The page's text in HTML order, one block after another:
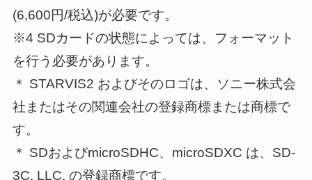
(6,600円/税込)が必要です。
※4 SDカードの状態によっては、フォーマット
を行う必要があります。
＊ STARVIS2 およびそのロゴは、ソニー株式会
社またはその関連会社の登録商標または商標で
す。
＊ SDおよびmicroSDHC、microSDXC は、SD-
3C, LLC. の登録商標です。